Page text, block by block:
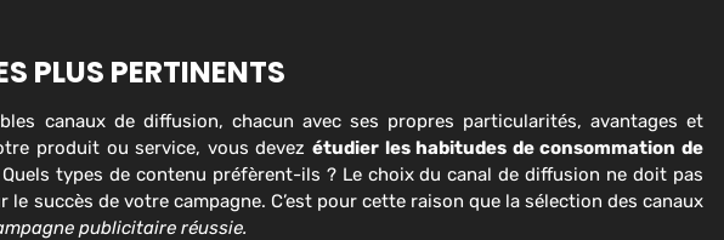
PLUS PERTINENTS
canaux de diffusion, chacun avec ses propres particularités, avantages et
produit ou service, vous devez étudier les habitudes de consommation de
types de contenu préfèrent-ils ? Le choix du canal de diffusion ne doit pas
succès de votre campagne. C’est pour cette raison que la sélection des canaux
publicitaire réussie.